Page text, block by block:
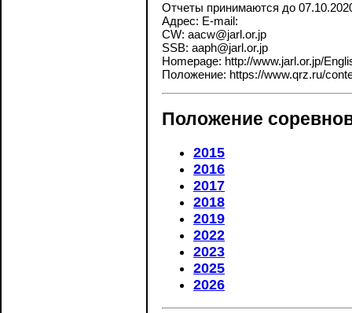
Отчеты принимаются до
Адрес: E-mail:
CW: aacw@jarl.or.jp
SSB: aaph@jarl.or.jp
Homepage: http://www.jarl.or.jp/
Положение: https://www.qrz.ru/
Положение
2015
2016
2017
2018
2019
2022
2023
2025
2026